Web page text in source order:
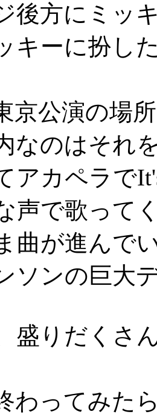
後方にミッ
キーに扮し
京公演の場
なのはそれ
アカペラで
声で歌って
曲が進んで
ソンの巨大
盛りだくさ
わってみた